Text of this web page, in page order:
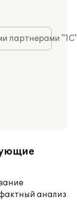
партнерами
анализ